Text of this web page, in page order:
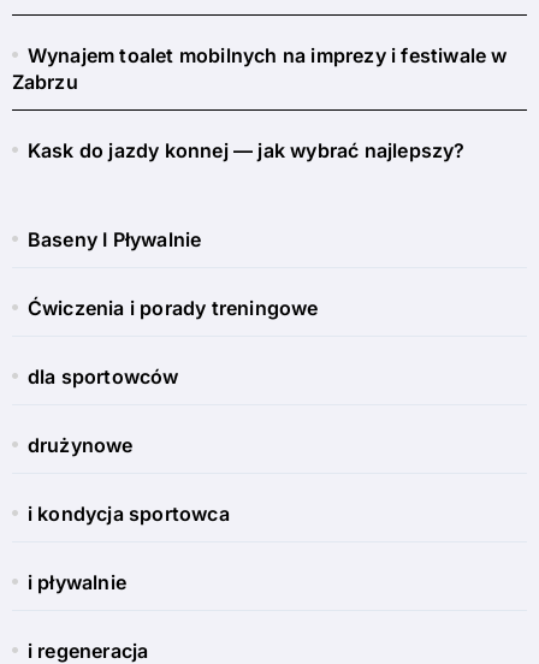
Wynajem toalet mobilnych na imprezy i festiwale w
Zabrzu
Kask do jazdy konnej — jak wybrać najlepszy?
Baseny I Pływalnie
Ćwiczenia i porady treningowe
dla sportowców
drużynowe
i kondycja sportowca
i pływalnie
i regeneracja